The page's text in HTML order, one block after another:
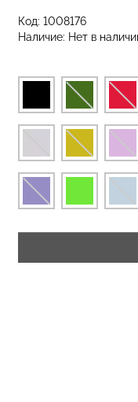
Код: 1008176
Наличие: Нет в
с
179